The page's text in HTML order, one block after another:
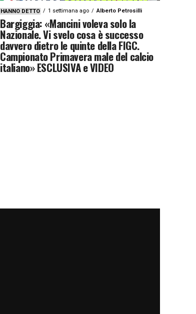
HANNO DETTO 1 settimana ago Alberto Petrosilli
Bargiggia: «Mancini voleva solo la
Nazionale. Vi svelo cosa è successo
davvero dietro le quinte della FIGC.
Campionato Primavera male del calcio
italiano» ESCLUSIVA e VIDEO